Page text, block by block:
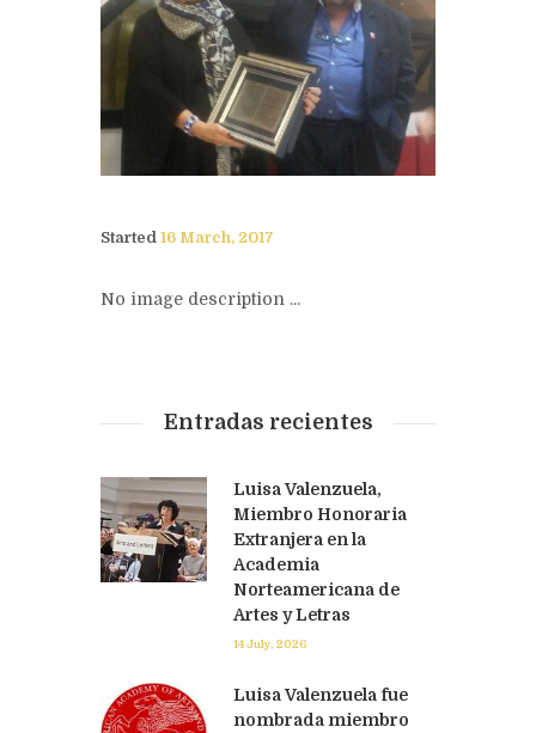
Started 16 March, 2017
No image description ...
Entradas recientes
Luisa Valenzuela,
Miembro Honoraria
Extranjera en la
Academia
Norteamericana de
Artes y Letras
14 July, 2026
Luisa Valenzuela fue
nombrada miembro